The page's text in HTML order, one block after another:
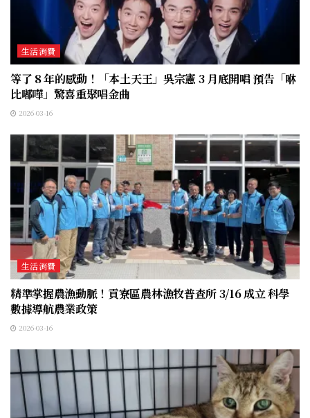
生活消費
等了 8 年的感動！「本土天王」吳宗憲 3 月底開唱 預告「咻
比嘟嘩」驚喜重聚唱金曲
2026-03-16
生活消費
精準掌握農漁動脈！貢寮區農林漁牧普查所 3/16 成立 科學
數據導航農業政策
2026-03-16